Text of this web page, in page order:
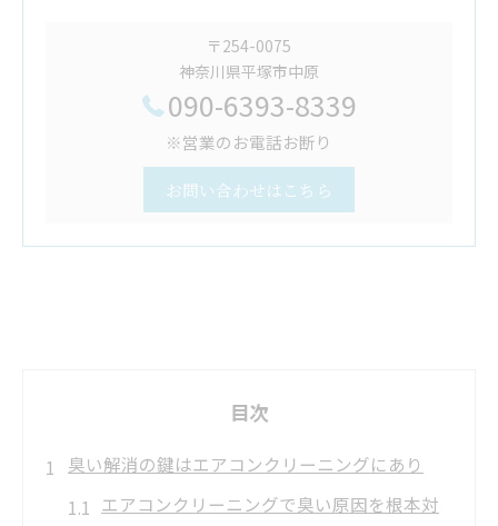
〒254-0075
神奈川県平塚市中原
090-6393-8339
※営業のお電話お断り
お問い合わせはこちら
目次
臭い解消の鍵はエアコンクリーニングにあり
エアコンクリーニングで臭い原因を根本対